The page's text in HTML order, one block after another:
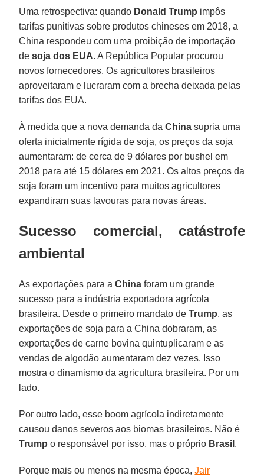
Uma retrospectiva: quando Donald Trump impôs
tarifas punitivas sobre produtos chineses em 2018, a
China respondeu com uma proibição de importação
desoja dos EUA. A República Popular procurou
novos fornecedores. Os agricultores brasileiros
aproveitaram e lucraram com a brecha deixada pelas
tarifas dos EUA.
À medida que a nova demanda daChina supria uma
oferta inicialmente rígida de soja, os preços da soja
aumentaram: de cerca de 9 dólares por bushel em
2018 para até 15 dólares em 2021. Os altos preços da
soja foram um incentivo para muitos agricultores
expandiram suas lavouras para novas áreas.
Sucesso comercial, catástrofe
ambiental
As exportações para aChina foram um grande
sucesso para a indústria exportadora agrícola
brasileira. Desde o primeiro mandato deTrump, as
exportações de soja para a China dobraram, as
exportações de carne bovina quintuplicaram e as
vendas de algodão aumentaram dez vezes. Isso
mostra o dinamismo da agricultura brasileira. Por um
lado.
Por outro lado, esse boom agrícola indiretamente
causou danos severos aos biomas brasileiros. Não é
Trump o responsável por isso, mas o próprio Brasil .
Porque mais ou menos na mesma época,Jair